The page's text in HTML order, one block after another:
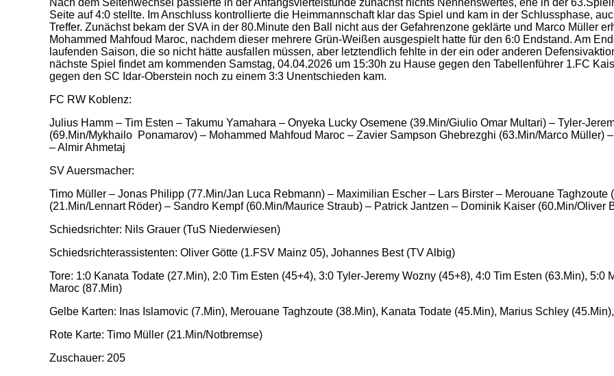
Nach dem Seitenwechsel passierte in der Anfangsviertelstunde zunächst nichts Nennenswertes, ehe in der
Seite auf 4:0 stellte. Im Anschluss kontrollierte die Heimmannschaft klar das Spiel und kam in der Schlussphase,
Treffer. Zunächst bekam der SVA in der 80.Minute den Ball nicht aus der Gefahrenzone geklärte und Marco Müller
Mohammed Mahfoud Maroc, nachdem dieser mehrere Grün-Weißen ausgespielt hatte für den 6:0 Endstand. Am
laufenden Saison, die so nicht hätte ausfallen müssen, aber letztendlich fehlte in der ein oder anderen
nächste Spiel findet am kommenden Samstag, 04.04.2026 um 15:30h zu Hause gegen den Tabellenführer 1.FC
gegen den SC Idar-Oberstein noch zu einem 3:3 Unentschieden kam.
FC RW Koblenz:
Julius Hamm – Tim Esten – Takumu Yamahara – Onyeka Lucky Osemene (39.Min/Giulio Omar Multari) – Tyler-
(69.Min/Mykhailo Ponamarov) – Mohammed Mahfoud Maroc – Zavier Sampson Ghebrezghi (63.Min/Marco Müller)
– Almir Ahmetaj
SV Auersmacher:
Timo Müller – Jonas Philipp (77.Min/Jan Luca Rebmann) – Maximilian Escher – Lars Birster – Merouane
(21.Min/Lennart Röder) – Sandro Kempf (60.Min/Maurice Straub) – Patrick Jantzen – Dominik Kaiser (60.Min/Oliver
Schiedsrichter: Nils Grauer (TuS Niederwiesen)
Schiedsrichterassistenten: Oliver Götte (1.FSV Mainz 05), Johannes Best (TV Albig)
Tore: 1:0 Kanata Todate (27.Min), 2:0 Tim Esten (45+4), 3:0 Tyler-Jeremy Wozny (45+8), 4:0 Tim Esten (63.Min),
Maroc (87.Min)
Gelbe Karten: Inas Islamovic (7.Min), Merouane Taghzoute (38.Min), Kanata Todate (45.Min), Marius Schley
Rote Karte: Timo Müller (21.Min/Notbremse)
Zuschauer: 205